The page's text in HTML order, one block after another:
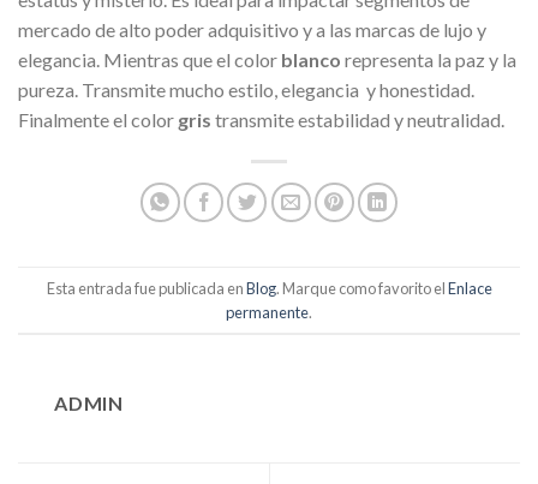
mercado de alto poder adquisitivo y a las marcas de lujo y
elegancia. Mientras que el color blanco representa la paz y la
pureza. Transmite mucho estilo, elegancia y honestidad.
Finalmente el color gris transmite estabilidad y neutralidad.
Esta entrada fue publicada enBlog. Marque como favorito elEnlace
permanente.
ADMIN